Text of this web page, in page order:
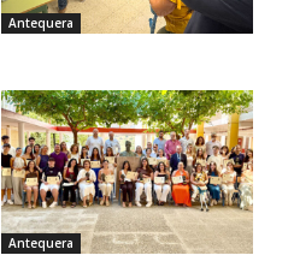
Antequera
Antequera